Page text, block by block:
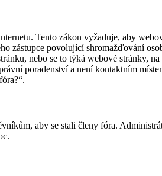
Tento zákon vyžaduje, aby
zástupce povolující shromažďování
nebo se to týká webové stránky,
poradenství a není kontaktním
aby se stali členy fóra.